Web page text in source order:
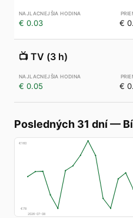
€ 0.03 €
📺 TV (3 h)
€ 0.05 €
Posledných 31 dní—
€160
€78
2026-07-08